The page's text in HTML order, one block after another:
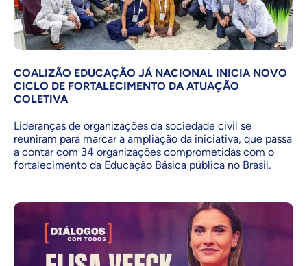
COALIZÃO EDUCAÇÃO JÁ NACIONAL INICIA NOVO
CICLO DE FORTALECIMENTO DA ATUAÇÃO
COLETIVA
Lideranças de organizações da sociedade civil se
reuniram para marcar a ampliação da iniciativa, que passa
a contar com 34 organizações comprometidas com o
fortalecimento da Educação Básica pública no Brasil.